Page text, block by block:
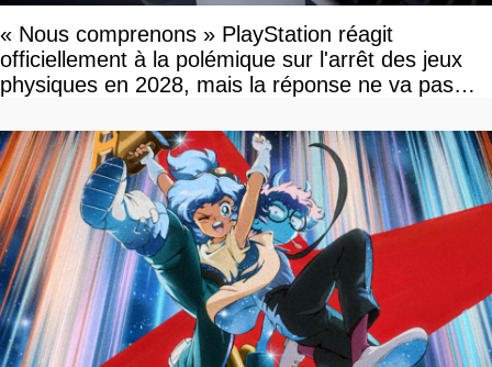
« Nous comprenons » PlayStation réagit
officiellement à la polémique sur l'arrêt des jeux
physiques en 2028, mais la réponse ne va pas